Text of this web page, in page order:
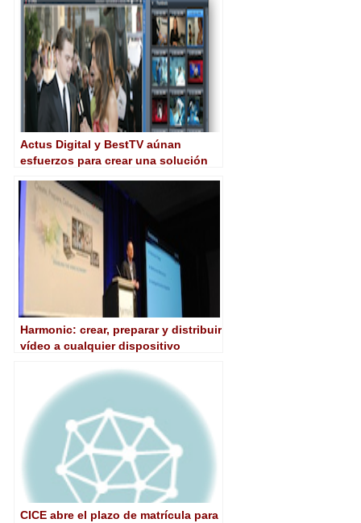
cobertura de la TDT
Actus Digital y BestTV aúnan
esfuerzos para crear una solución
Harmonic: crear, preparar y distribuir
vídeo a cualquier dispositivo
CICE abre el plazo de matrícula para